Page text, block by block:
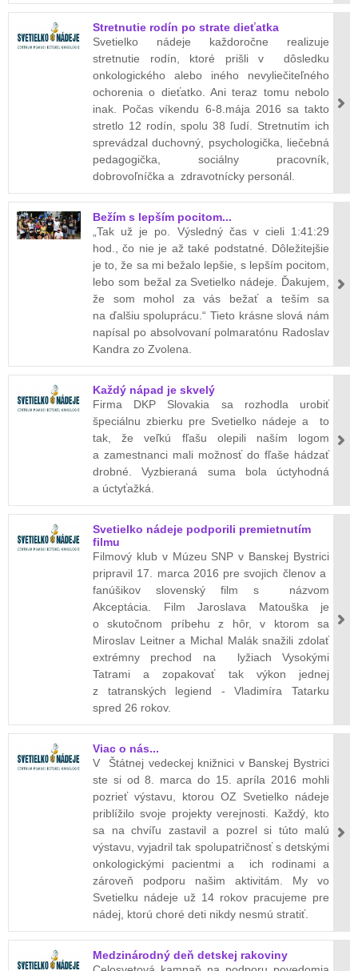
Stretnutie rodín po strate dieťatka
Svetielko nádeje každoročne realizuje
stretnutie rodín, ktoré prišli v dôsledku
onkologického alebo iného nevyliečiteľného
ochorenia o dieťatko. Ani teraz tomu nebolo
inak. Počas víkendu 6-8.mája 2016 sa takto
stretlo 12 rodín, spolu 38 ľudí. Stretnutím ich
sprevádzal duchovný, psychologička, liečebná
pedagogička, sociálny pracovník,
dobrovoľníčka a zdravotnícky personál.
Bežím s lepším pocitom...
„Tak už je po. Výsledný čas v cieli 1:41:29
hod., čo nie je až také podstatné. Dôležitejšie
je to, že sa mi bežalo lepšie, s lepším pocitom,
lebo som bežal za Svetielko nádeje. Ďakujem,
že som mohol za vás bežať a teším sa
na ďalšiu spoluprácu.“ Tieto krásne slová nám
napísal po absolvovaní polmaratónu Radoslav
Kandra zo Zvolena.
Každý nápad je skvelý
Firma DKP Slovakia sa rozhodla urobiť
špeciálnu zbierku pre Svetielko nádeje a to
tak, že veľkú fľašu olepili naším logom
a zamestnanci mali možnosť do fľaše hádzať
drobné. Vyzbieraná suma bola úctyhodná
a úctyťažká.
Svetielko nádeje podporili premietnutím
filmu
Filmový klub v Múzeu SNP v Banskej Bystrici
pripravil 17. marca 2016 pre svojich členov a
fanúšikov slovenský film s názvom
Akceptácia. Film Jaroslava Matouška je
o skutočnom príbehu z hôr, v ktorom sa
Miroslav Leitner a Michal Malák snažili zdolať
extrémny prechod na lyžiach Vysokými
Tatrami a zopakovať tak výkon jednej
z tatranských legiend - Vladimíra Tatarku
spred 26 rokov.
Viac o nás...
V Štátnej vedeckej knižnici v Banskej Bystrici
ste si od 8. marca do 15. apríla 2016 mohli
pozrieť výstavu, ktorou OZ Svetielko nádeje
priblížilo svoje projekty verejnosti. Každý, kto
sa na chvíľu zastavil a pozrel si túto malú
výstavu, vyjadril tak spolupatričnosť s detskými
onkologickými pacientmi a ich rodinami a
zároveň podporu našim aktivitám. My vo
Svetielku nádeje už 14 rokov pracujeme pre
nádej, ktorú choré deti nikdy nesmú stratiť.
Medzinárodný deň detskej rakoviny